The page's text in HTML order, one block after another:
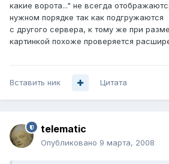
какие ворота..." не всегда
нужном порядке так как подгружаются
с другого сервера, к тому же при
картинкой похоже проверяется
Вставить ник Цитата
telematic
Опубликовано 9 марта, 2008